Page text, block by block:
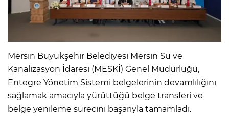
Mersin Büyükşehir Belediyesi Mersin Su ve
Kanalizasyon İdaresi (MESKİ) Genel Müdürlüğü,
Entegre Yönetim Sistemi belgelerinin devamlılığını
sağlamak amacıyla yürüttüğü belge transferi ve
belge yenileme sürecini başarıyla tamamladı.